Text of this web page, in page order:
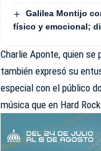
Galilea Montijo
físico y emocional;
Charlie Aponte, quien se
también expresó su
especial con el público
música que en Hard